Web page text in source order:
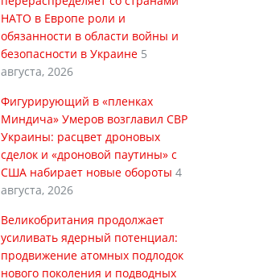
НАТО в Европе роли и
обязанности в области войны и
безопасности в Украине 5
августа, 2026
Фигурирующий в «пленках
Миндича» Умеров возглавил СВР
Украины: расцвет дроновых
сделок и «дроновой паутины» с
США набирает новые обороты 4
августа, 2026
Великобритания продолжает
усиливать ядерный потенциал:
продвижение атомных подлодок
нового поколения и подводных